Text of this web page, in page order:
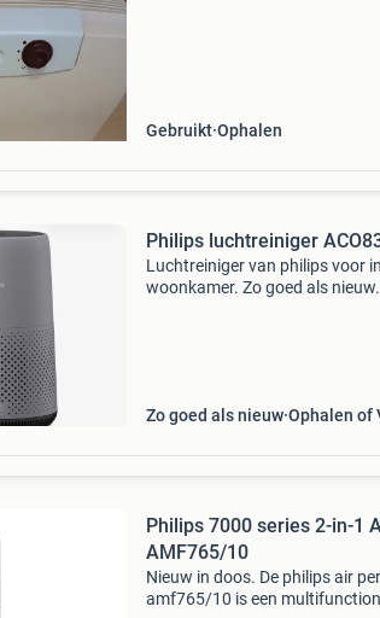
Gebruikt Ophalen
Philips luchtreiniger
Luchtreiniger van philips voor
woonkamer. Zo goed als
Zo goed als nieuw Ophalen of
Philips 7000 series 2-in-1
AMF765/10
Nieuw in doos. De philips air
amf765/10 is een